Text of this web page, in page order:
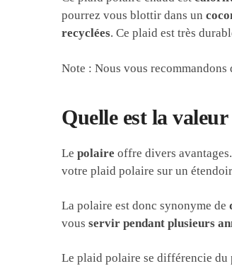
pourrez vous blottir dans un
recyclées. Ce plaid est très
Note : Nous vous
Quelle est la
Le polaire offre divers
votre plaid polaire sur un
La polaire est donc synonyme de
vous servir pendant plusieurs
Le plaid polaire se différencie